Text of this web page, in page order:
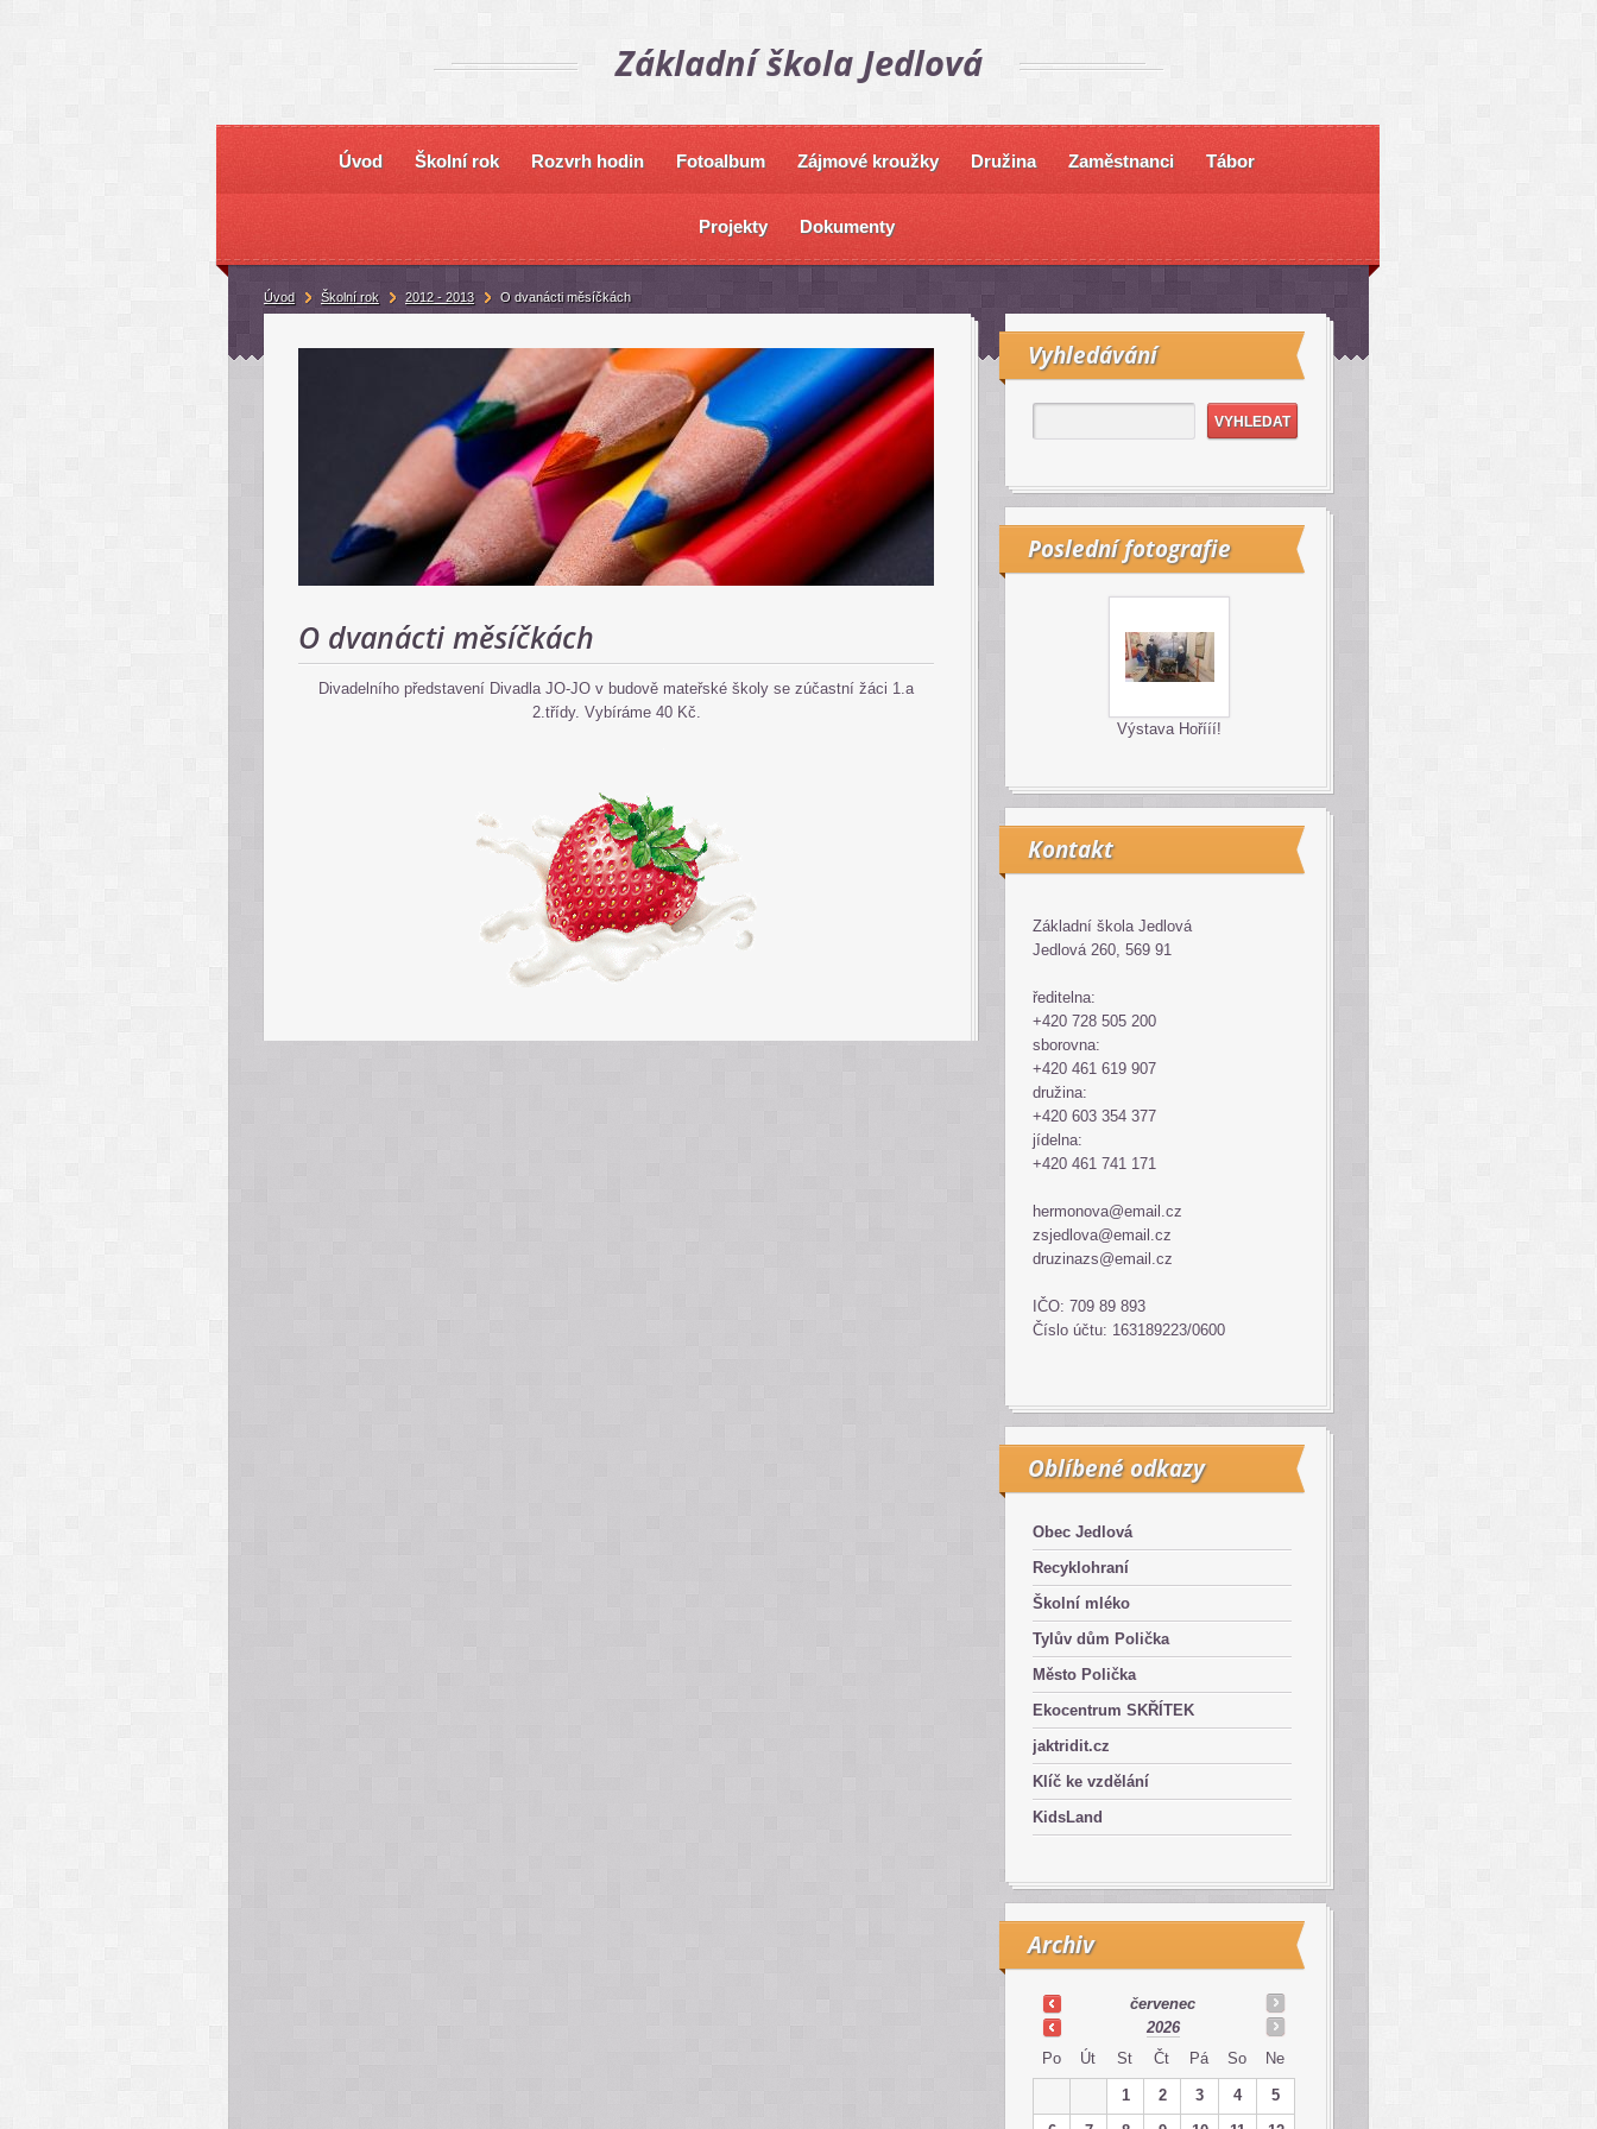
Základní škola Jedlová
Úvod Školní rok Rozvrh hodin Fotoalbum Zájmové kroužky Družina Zaměstnanci Tábor
Projekty Dokumenty
O dvanácti měsíčkách
Divadelního představení Divadla JO-JO v budově mateřské školy se zúčastní žáci 1.a
2.třídy. Vybíráme 40 Kč.
Vyhledávání
Poslední fotografie
Výstava Hořííí!
Kontakt
Základní škola Jedlová
Jedlová 260, 569 91
ředitelna:
+420 728 505 200
sborovna:
+420 461 619 907
družina:
+420 603 354 377
jídelna:
+420 461 741 171
hermonova@email.cz
zsjedlova@email.cz
druzinazs@email.cz
IČO: 709 89 893
Číslo účtu: 163189223/0600
Oblíbené odkazy
Obec Jedlová
Recyklohraní
Školní mléko
Tylův dům Polička
Město Polička
Ekocentrum SKŘÍTEK
jaktridit.cz
Klíč ke vzdělání
KidsLand
Archiv
červenec
2026
Po
Út St Čt Pá So Ne
1 2 3 4
5
Úvod Školní rok 2012 - 2013 O dvanácti měsíčkách